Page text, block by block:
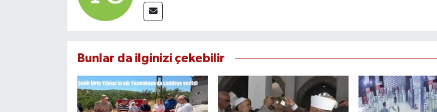
Bunlar da ilginizi çekebilir